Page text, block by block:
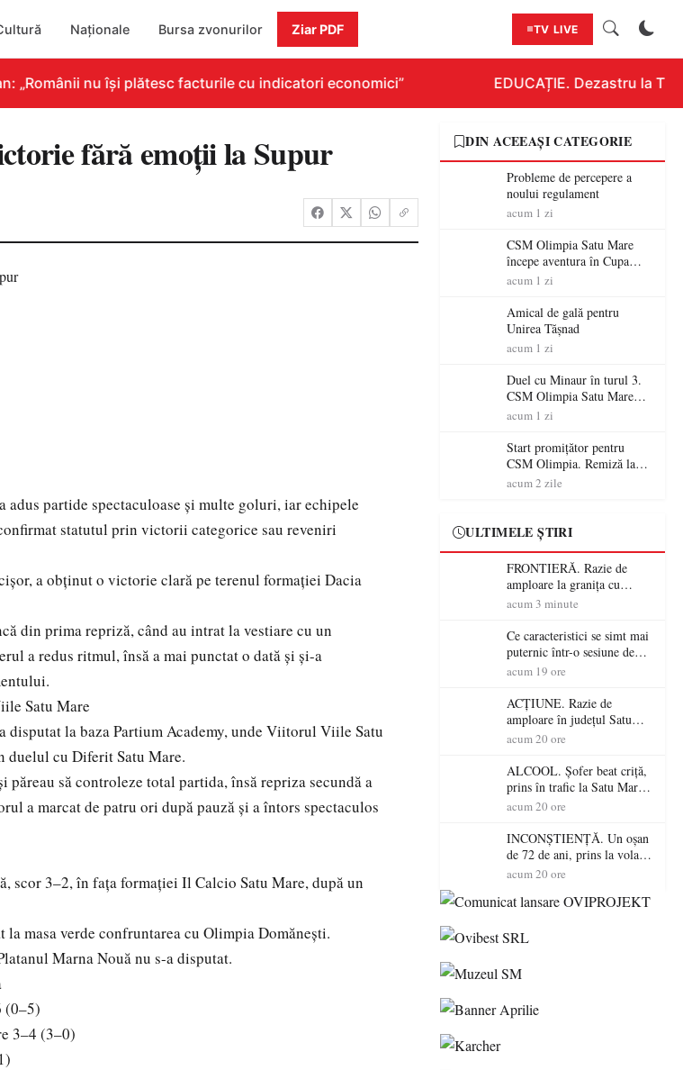
Naționale Bursa zvonurilor Ziar PDF TV LIVE
nu își plătesc facturile cu indicatori economici” EDUCAȚIE. Dezastru la
fără emoții la Supur
adus partide spectaculoase și multe goluri, iar echipele
statutul prin victorii categorice sau reveniri
a obținut o victorie clară pe terenul formației Dacia
din prima repriză, când au intrat la vestiare cu un
a redus ritmul, însă a mai punctat o dată și și-a
Satu Mare
disputat la baza Partium Academy, unde Viitorul Viile Satu
duelul cu Diferit Satu Mare.
păreau să controleze total partida, însă repriza secundă a
a marcat de patru ori după pauză și a întors spectaculos
scor 3–2, în fața formației Il Calcio Satu Mare, după un
masa verde confruntarea cu Olimpia Domănești.
Marna Nouă nu s-a disputat.
(0–5)
3–4 (3–0)
DIN ACEEAȘI CATEGORIE
Probleme de percepere a
noului regulament
acum 1 zi
CSM Olimpia Satu Mare
începe aventura în Cupa
României la Baia Mare
acum 1 zi
Amical de gală pentru
Unirea Tășnad
acum 1 zi
Duel cu Minaur în turul 3.
CSM Olimpia Satu Mare
începe aventura în Cupa
acum 1 zi
Start promițător pentru
CSM Olimpia. Remiză la
Dumbrăvița în debutul
acum 2 zile
ULTIMELE ȘTIRI
FRONTIERĂ. Razie de
amploare la granița cu
Ungaria! 800 de persoane și
verificate
acum 3 minute
Ce caracteristici se simt mai
puternic într-o sesiune de
distracție la sloturi online:
RTP?
acum 19 ore
ACȚIUNE. Razie de
amploare în județul Satu
Mare! Polițiștii au dat sute
șoferi fără permis într-o
singură zi
acum 20 ore
ALCOOL. Șofer beat criță,
prins în trafic la Satu Mare!
Alcoolemie uriașă
acum 20 ore
INCONȘTIENȚĂ. Un oșan
de 72 de ani, prins la volan
fără permis! Polițiștii l-au
acum 20 ore